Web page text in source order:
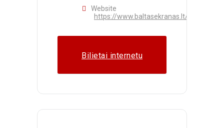
Website
https://www.baltasekranas.lt/
Bilietai internetu